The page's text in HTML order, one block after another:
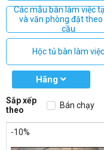
Các mẫu bàn làm việc
và văn phòng đặt theo
cầu
Hộc tủ bàn làm việc
Hãng
Sắp xếp
theo
Bán chạy
-10%